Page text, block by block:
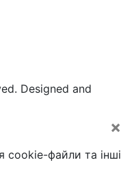
Designed and
×
cookie-файли та інші